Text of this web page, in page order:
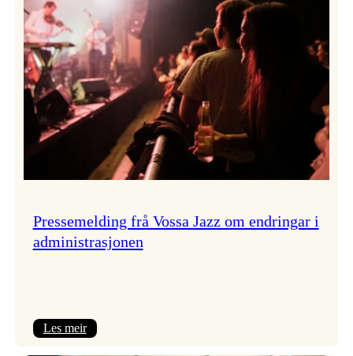
Pressemelding frå Vossa Jazz om endringar i
administrasjonen
Les meir: